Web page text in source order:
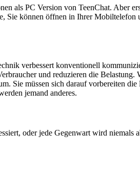
als PC Version von TeenChat. Aber
können öffnen in Ihrer
verbessert konventionell
und reduzieren die Belastung.
Sie müssen sich darauf vorbereiten
jemand anderes.
oder jede Gegenwart wird